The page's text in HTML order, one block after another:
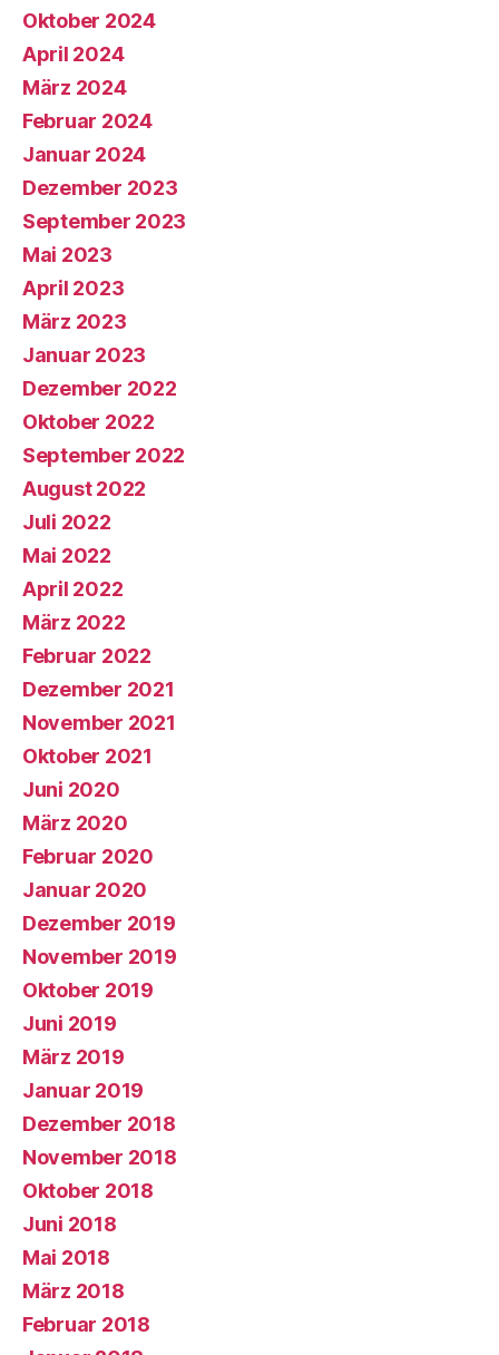
Oktober 2024
April 2024
März 2024
Februar 2024
Januar 2024
Dezember 2023
September 2023
Mai 2023
April 2023
März 2023
Januar 2023
Dezember 2022
Oktober 2022
September 2022
August 2022
Juli 2022
Mai 2022
April 2022
März 2022
Februar 2022
Dezember 2021
November 2021
Oktober 2021
Juni 2020
März 2020
Februar 2020
Januar 2020
Dezember 2019
November 2019
Oktober 2019
Juni 2019
März 2019
Januar 2019
Dezember 2018
November 2018
Oktober 2018
Juni 2018
Mai 2018
März 2018
Februar 2018